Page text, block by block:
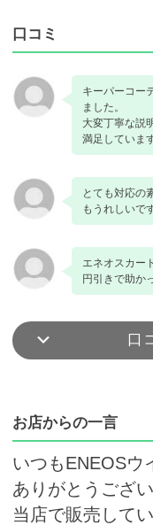
口コミ
キーパーコー
ました。
大変丁寧な説
満足しています
とても対応の
もうれしいで
エネオスカー
円引きで助か
口
お店からの一言
いつもENEOSウ
ありがとうござい
当店で販売して